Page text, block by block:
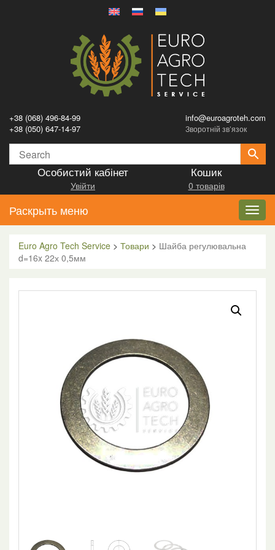
+38 (068) 496-84-99
+38 (050) 647-14-97
info@euroagroteh.com
Зворотній зв’язок
Особистий кабінет
Увійти
Кошик
0 товарів
Раскрыть меню
Euro Agro Tech Service > Товари > Шайба регулювальна
d=16x 22х 0,5мм